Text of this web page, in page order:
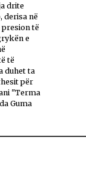
drite
derisa në
presion të
e
të
duhet ta
për
"Terma
Guma